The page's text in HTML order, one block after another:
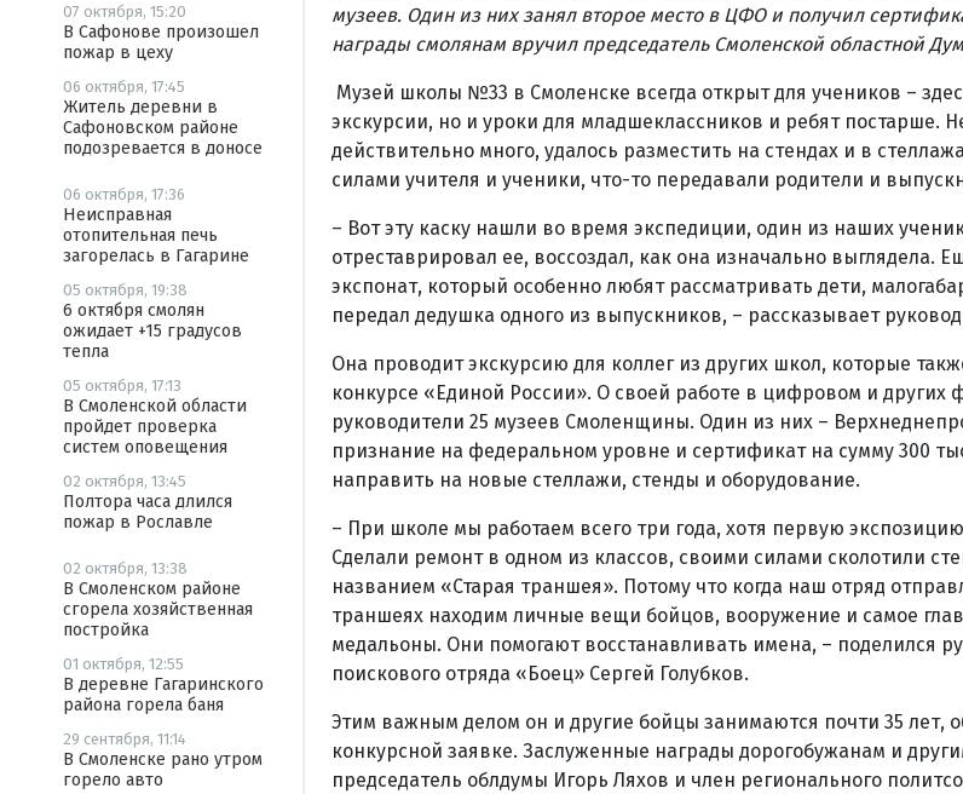
07 октября, 15:20
В Сафонове произошел
пожар в цеху
06 октября, 17:45
Житель деревни в
Сафоновском районе
подозревается в доносе
06 октября, 17:36
Неисправная
отопительная печь
загорелась в Гагарине
05 октября, 19:38
6 октября смолян
ожидает +15 градусов
тепла
05 октября, 17:13
В Смоленской области
пройдет проверка
систем оповещения
02 октября, 13:45
Полтора часа длился
пожар в Рославле
02 октября, 13:38
В Смоленском районе
сгорела хозяйственная
постройка
01 октября, 12:55
В деревне Гагаринского
района горела баня
29 сентября, 11:14
В Смоленске рано утром
горело авто
музеев. Один из них занял второе место в ЦФО и получил
награды смолянам вручил председатель Смоленской областной
Музей школы №33 в Смоленске всегда открыт для учеников –
экскурсии, но и уроки для младшеклассников и ребят постарше.
действительно много, удалось разместить на стендах и в
силами учителя и ученики, что-то передавали родители и
– Вот эту каску нашли во время экспедиции, один из наших
отреставрировал ее, воссоздал, как она изначально выглядела.
экспонат, который особенно любят рассматривать дети,
передал дедушка одного из выпускников, – рассказывает
Она проводит экскурсию для коллег из других школ, которые
конкурсе «Единой России». О своей работе в цифровом и других
руководители 25 музеев Смоленщины. Один из них –
признание на федеральном уровне и сертификат на сумму 300
направить на новые стеллажи, стенды и оборудование.
– При школе мы работаем всего три года, хотя первую
Сделали ремонт в одном из классов, своими силами сколотили
названием «Старая траншея». Потому что когда наш отряд
траншеях находим личные вещи бойцов, вооружение и самое
медальоны. Они помогают восстанавливать имена, – поделился
поискового отряда «Боец» Сергей Голубков.
Этим важным делом он и другие бойцы занимаются почти 35 лет,
конкурсной заявке. Заслуженные награды дорогобужанам и
председатель облдумы Игорь Ляхов и член регионального